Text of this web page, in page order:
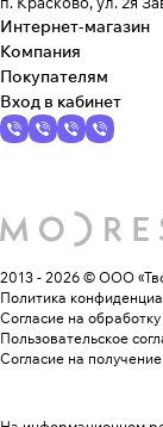
Интернет-магазин
Компания
Покупателям
Вход в кабинет
2013 - 2026 © ООО
Политика
Согласие на
Пользовательское
Согласие на